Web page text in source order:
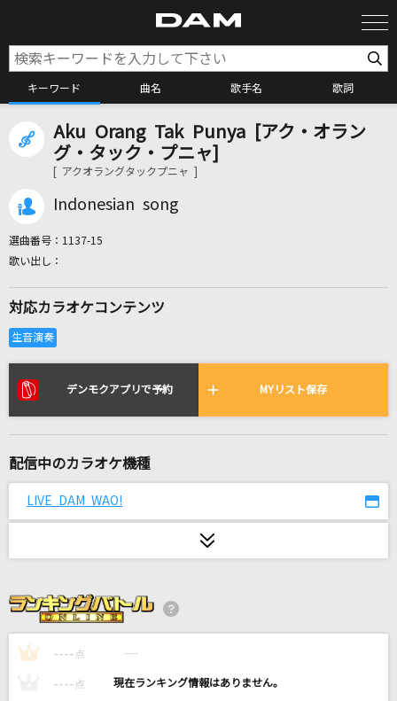
キーワード 曲名 歌手名 歌詞
カラオケ検索
リアルタイムで歌われている曲の一覧
ゴーストアベニュー(ビデオクリップバージョン)
Lies and Truth
L'Arc-en-Ciel
「ひとりで生きられそう」って それってねえ、
褒めているの?
君をのせて
井上あずみ
人生の扉
Aku Orang Tak Punya [アク・オラン
グ・タック・プニャ]
[ アクオラングタックプニャ ]
Indonesian song
選曲番号： 1137-15
対応カラオケコンテンツ
デンモクアプリで予約 MYリスト保存
配信中のカラオケ機種
LIVE DAM WAO!
1 ---- 点 ----
---- 点 ----